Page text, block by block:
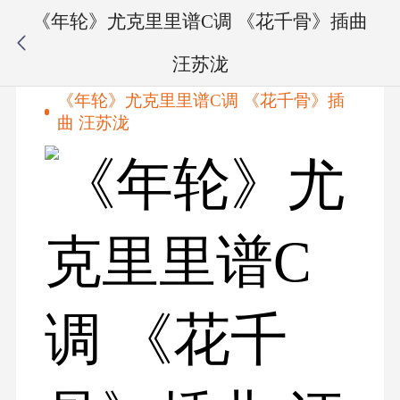
《年轮》尤克里里谱C调 《花千骨》插曲
汪苏泷
《年轮》尤克里里谱C调 《花千骨》插
曲 汪苏泷